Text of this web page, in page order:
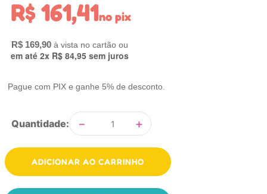
R$ 161,41no pix
R$ 169,90
em até 2x R$ 84,95 sem juros
Pague com PIX e ganhe 5% de desconto.
Quantidade ＋
－
ADICIONAR AO CARRINHO
10º brinquedo